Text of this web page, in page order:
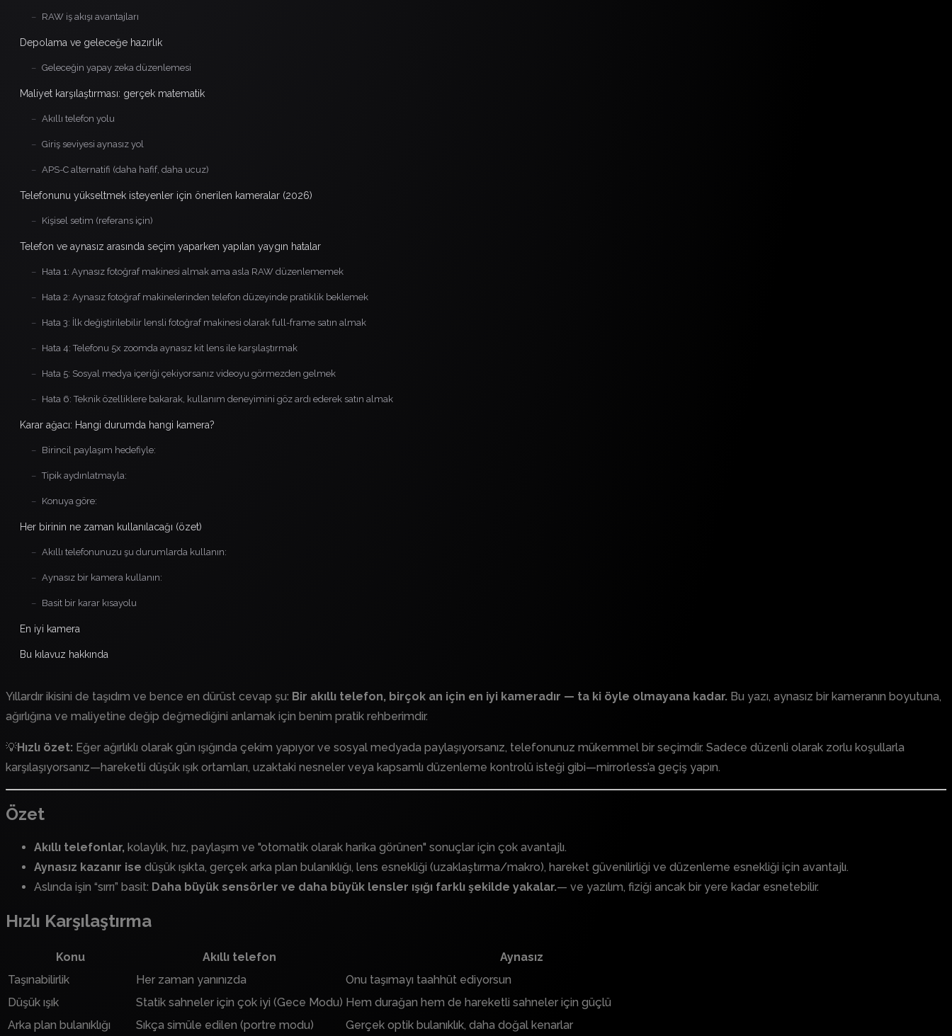
– RAW iş akışı avantajları
Depolama ve geleceğe hazırlık
– Geleceğin yapay zeka düzenlemesi
Maliyet karşılaştırması: gerçek matematik
– Akıllı telefon yolu
– Giriş seviyesi aynasız yol
– APS-C alternatifi (daha hafif, daha ucuz)
Telefonunu yükseltmek isteyenler için önerilen kameralar (2026)
– Kişisel setim (referans için)
Telefon ve aynasız arasında seçim yaparken yapılan yaygın hatalar
– Hata 1: Aynasız fotoğraf makinesi almak ama asla RAW düzenlememek
– Hata 2: Aynasız fotoğraf makinelerinden telefon düzeyinde pratiklik beklemek
– Hata 3: İlk değiştirilebilir lensli fotoğraf makinesi olarak full-frame satın almak
– Hata 4: Telefonu 5x zoomda aynasız kit lens ile karşılaştırmak
– Hata 5: Sosyal medya içeriği çekiyorsanız videoyu görmezden gelmek
– Hata 6: Teknik özelliklere bakarak, kullanım deneyimini göz ardı ederek satın almak
Karar ağacı: Hangi durumda hangi kamera?
– Birincil paylaşım hedefiyle:
– Tipik aydınlatmayla:
– Konuya göre:
Her birinin ne zaman kullanılacağı (özet)
– Akıllı telefonunuzu şu durumlarda kullanın:
– Aynasız bir kamera kullanın:
– Basit bir karar kısayolu
En iyi kamera
Bu kılavuz hakkında
Yıllardır ikisini de taşıdım ve bence en dürüst cevap şu: Bir akıllı telefon, birçok an için en iyi kameradır — ta ki öyle olmayana kadar. Bu yazı, aynasız bir kameranın boyutuna,
ağırlığına ve maliyetine değip değmediğini anlamak için benim pratik rehberimdir.
💡Hızlı özet: Eğer ağırlıklı olarak gün ışığında çekim yapıyor ve sosyal medyada paylaşıyorsanız, telefonunuz mükemmel bir seçimdir. Sadece düzenli olarak zorlu koşullarla
karşılaşıyorsanız—hareketli düşük ışık ortamları, uzaktaki nesneler veya kapsamlı düzenleme kontrolü isteği gibi—mirrorless’a geçiş yapın.
Özet
Akıllı telefonlar, kolaylık, hız, paylaşım ve "otomatik olarak harika görünen" sonuçlar için çok avantajlı.
Aynasız kazanır ise düşük ışıkta, gerçek arka plan bulanıklığı, lens esnekliği (uzaklaştırma/makro), hareket güvenilirliği ve düzenleme esnekliği için avantajlı.
Aslında işin “sırrı” basit: Daha büyük sensörler ve daha büyük lensler ışığı farklı şekilde yakalar.— ve yazılım, fiziği ancak bir yere kadar esnetebilir.
Hızlı Karşılaştırma
Konu Akıllı telefon
Aynasız
Taşınabilirlik
Her zaman yanınızda
Onu taşımayı taahhüt ediyorsun
Düşük ışık
Statik sahneler için çok iyi (Gece Modu) Hem durağan hem de hareketli sahneler için güçlü
Arka plan bulanıklığı
Sıkça simüle edilen (portre modu) Gerçek optik bulanıklık, daha doğal kenarlar